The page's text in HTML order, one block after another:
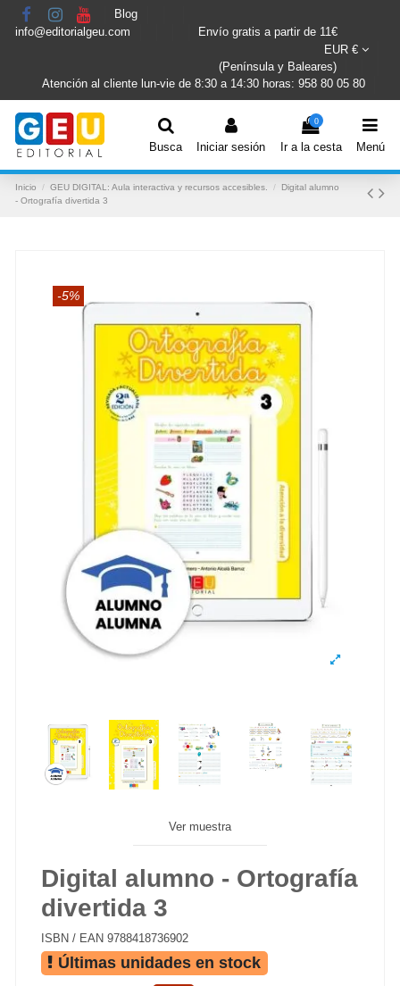
Blog
info@editorialgeu.com
Envío gratis a partir de 11€
EUR €
(Península y Baleares)
Atención al cliente lun-vie de 8:30 a 14:30 horas: 958 80 05 80
Busca Iniciar sesión
0
Ir a la cesta Menú
Inicio GEU DIGITAL: Aula interactiva y recursos accesibles.
Digital alumno
- Ortografía divertida 3
-5%
Ver muestra
Digital alumno - Ortografía
divertida 3
ISBN / EAN 9788418736902
Últimas unidades en stock